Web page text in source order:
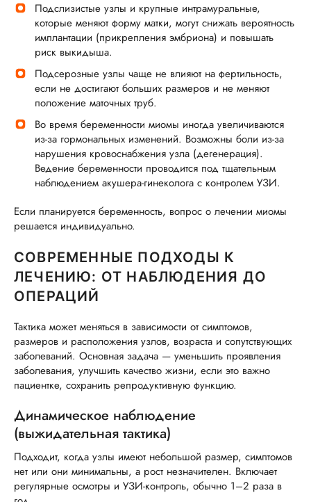
Подслизистые узлы и крупные интрамуральные,
которые меняют форму матки, могут снижать вероятность
имплантации (прикрепления эмбриона) и повышать
риск выкидыша.
Подсерозные узлы чаще не влияют на фертильность,
если не достигают больших размеров и не меняют
положение маточных труб.
Во время беременности миомы иногда увеличиваются
из‐за гормональных изменений. Возможны боли из‐за
нарушения кровоснабжения узла (дегенерация).
Ведение беременности проводится под тщательным
наблюдением акушера‐гинеколога с контролем УЗИ.
Если планируется беременность, вопрос о лечении миомы
решается индивидуально.
СОВРЕМЕННЫЕ ПОДХОДЫ К
ЛЕЧЕНИЮ: ОТ НАБЛЮДЕНИЯ ДО
ОПЕРАЦИЙ
Тактика может меняться в зависимости от симптомов,
размеров и расположения узлов, возраста и сопутствующих
заболеваний. Основная задача — уменьшить проявления
заболевания, улучшить качество жизни, если это важно
пациентке, сохранить репродуктивную функцию.
Динамическое наблюдение
(выжидательная тактика)
Подходит, когда узлы имеют небольшой размер, симптомов
нет или они минимальны, а рост незначителен. Включает
регулярные осмотры и УЗИ-контроль, обычно 1–2 раза в